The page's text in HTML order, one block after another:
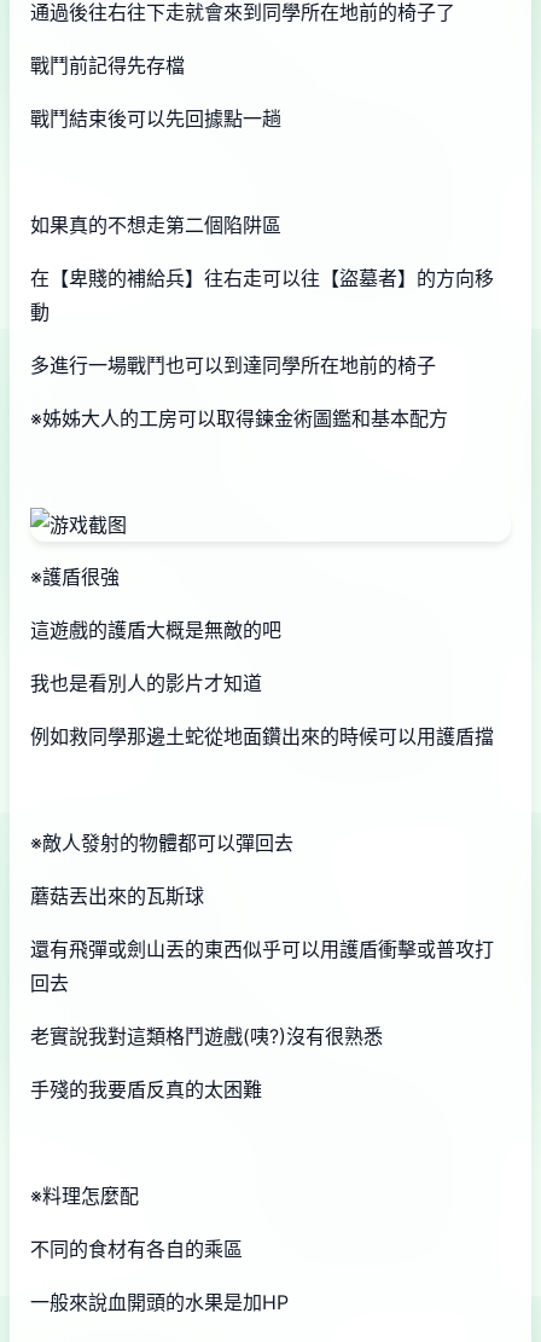
通過後往右往下走就會來到同學所在地前的椅子了
戰鬥前記得先存檔
戰鬥結束後可以先回據點一趟
如果真的不想走第二個陷阱區
在【卑賤的補給兵】往右走可以往【盜墓者】的方向移
動
多進行一場戰鬥也可以到達同學所在地前的椅子
※姊姊大人的工房可以取得鍊金術圖鑑和基本配方
※護盾很強
這遊戲的護盾大概是無敵的吧
我也是看別人的影片才知道
例如救同學那邊土蛇從地面鑽出來的時候可以用護盾擋
※敵人發射的物體都可以彈回去
蘑菇丟出來的瓦斯球
還有飛彈或劍山丟的東西似乎可以用護盾衝擊或普攻打
回去
老實說我對這類格鬥遊戲(咦?)沒有很熟悉
手殘的我要盾反真的太困難
※料理怎麼配
不同的食材有各自的乘區
一般來說血開頭的水果是加HP